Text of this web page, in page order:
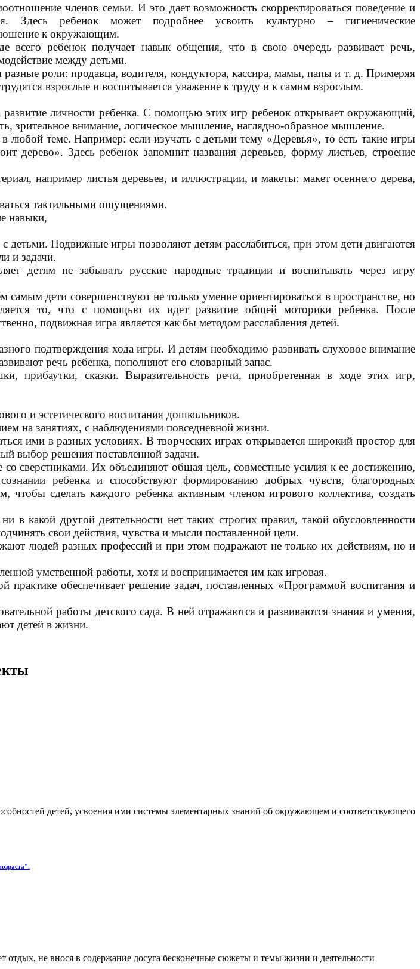
членов семьи. И это дает возможность скорректироваться поведение и
Здесь ребенок может подробнее усвоить культурно – гигиенические
к окружающим.
ребенок получает навык общения, что в свою очередь развивает речь,
между детьми.
роли: продавца, водителя, кондуктора, кассира, мамы, папы и т. д. Примеряя
взрослые и воспитывается уважение к труду и к самим взрослым.
развитие личности ребенка. С помощью этих игр ребенок открывает окружающий,
зрительное внимание, логическое мышление, наглядно-образное мышление.
любой теме. Например: если изучать с детьми тему «Деревья», то есть такие игры
дерево». Здесь ребенок запомнит названия деревьев, форму листьев, строение
например листья деревьев, и иллюстрации, и макеты: макет осеннего дерева,
тактильными ощущениями.
навыки,
детьми. Подвижные игры позволяют детям расслабиться, при этом дети двигаются
и задачи.
детям не забывать русские народные традиции и воспитывать через игру
дети совершенствуют не только умение ориентироваться в пространстве, но
то, что с помощью их идет развитие общей моторики ребенка. После
подвижная игра является как бы методом расслабления детей.
подтверждения хода игры. И детям необходимо развивать слуховое внимание
речь ребенка, пополняют его словарный запас.
прибаутки, сказки. Выразительность речи, приобретенная в ходе этих игр,
и эстетического воспитания дошкольников.
на занятиях, с наблюдениями повседневной жизни.
ими в разных условиях. В творческих играх открывается широкий простор для
выбор решения поставленной задачи.
со сверстниками. Их объединяют общая цель, совместные усилия к ее достижению,
ребенка и способствуют формированию добрых чувств, благородных
чтобы сделать каждого ребенка активным членом игрового коллектива, создать
в какой другой деятельности нет таких строгих правил, такой обусловленности
свои действия, чувства и мысли поставленной цели.
людей разных профессий и при этом подражают не только их действиям, но и
умственной работы, хотя и воспринимается им как игровая.
практике обеспечивает решение задач, поставленных «Программой воспитания и
работы детского сада. В ней отражаются и развиваются знания и умения,
детей в жизни.
детей, усвоения ими системы элементарных знаний об окружающем и соответствующего
отдых, не внося в содержание досуга бесконечные сюжеты и темы жизни и деятельности